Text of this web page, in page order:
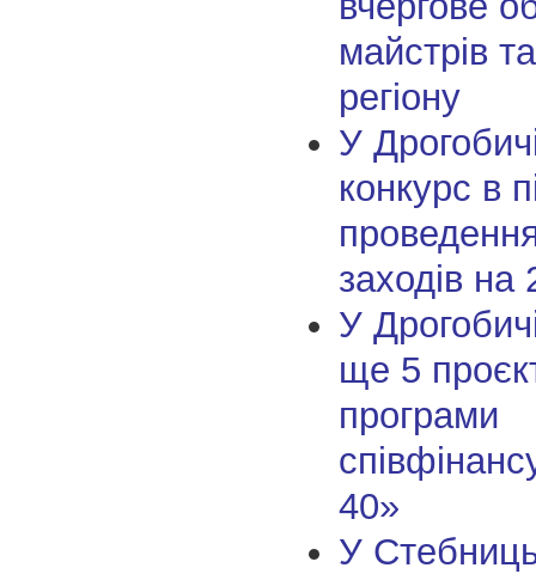
майстрів
регіону
У
конкурс в
заходів на
У
ще 5
програми
40»
У